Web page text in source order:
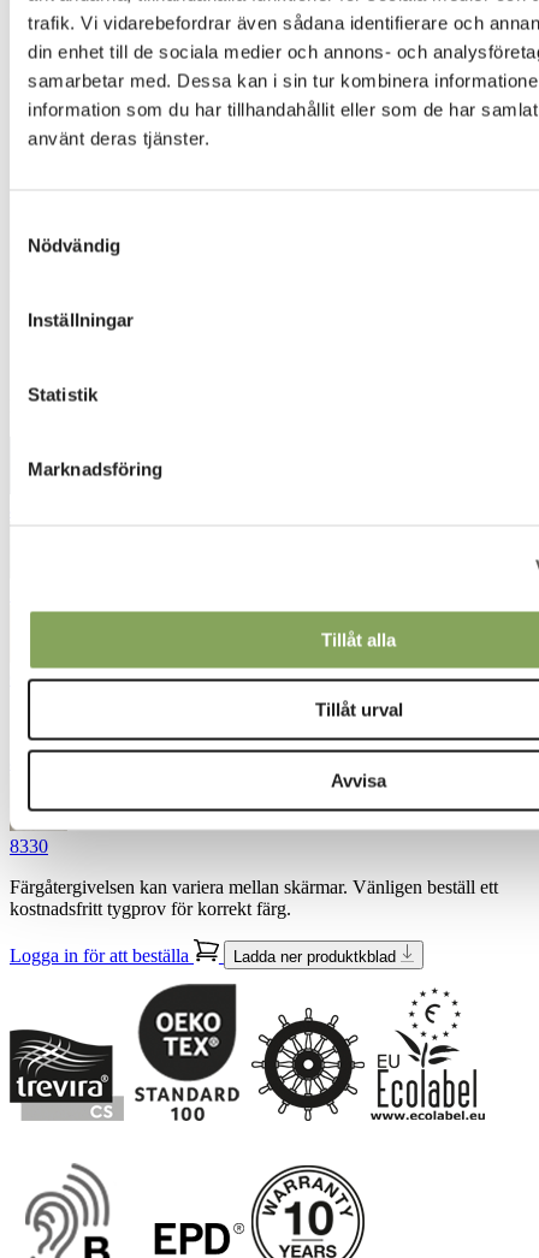
trafik. Vi vidarebefordrar även sådana identifierare och
din enhet till de sociala medier och annons- och
samarbetar med. Dessa kan i sin tur kombinera
information som du har tillhandahållit eller som de har
använt deras tjänster.
Nödvändig
Inställningar
Statistik
Marknadsföring
Tillåt alla
Tillåt urval
Avvisa
Designer: Pernilla McGillivray
6721
8330
Färgåtergivelsen kan variera mellan skärmar. Vänligen beställ ett
kostnadsfritt tygprov för korrekt färg.
Logga in för att beställa Ladda ner produktkblad